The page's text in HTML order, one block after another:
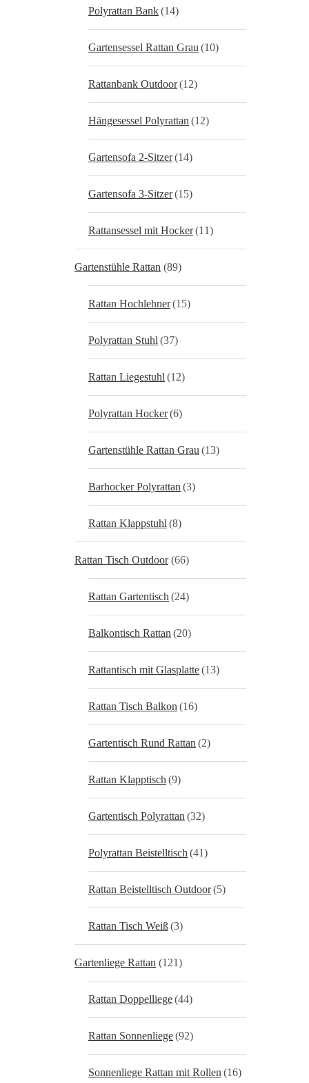
Polyrattan Bank(14)
Gartensessel Rattan Grau (10)
Rattanbank Outdoor(12)
Hängesessel Polyrattan (12)
Gartensofa 2-Sitzer(14)
Gartensofa 3-Sitzer(15)
Rattansessel mit Hocker(11)
Gartenstühle Rattan (89)
Rattan Hochlehner(15)
Polyrattan Stuhl (37)
Rattan Liegestuhl (12)
Polyrattan Hocker(6)
Gartenstühle Rattan Grau (13)
Barhocker Polyrattan (3)
Rattan Klappstuhl (8)
Rattan Tisch Outdoor (66)
Rattan Gartentisch (24)
Balkontisch Rattan (20)
Rattantisch mit Glasplatte(13)
Rattan Tisch Balkon (16)
Gartentisch Rund Rattan (2)
Rattan Klapptisch (9)
Gartentisch Polyrattan (32)
Polyrattan Beistelltisch (41)
Rattan Beistelltisch Outdoor(5)
Rattan Tisch Weiß(3)
Gartenliege Rattan (121)
Rattan Doppelliege(44)
Rattan Sonnenliege(92)
Sonnenliege Rattan mit Rollen (16)